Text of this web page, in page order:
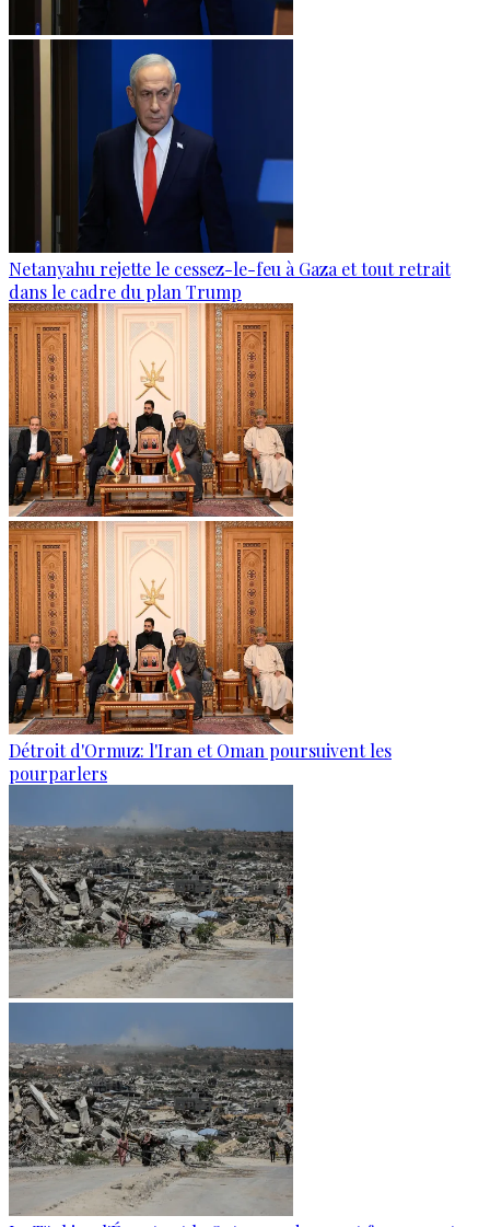
Netanyahu rejette le cessez-le-feu à Gaza et tout retrait
dans le cadre du plan Trump
Détroit d'Ormuz: l'Iran et Oman poursuivent les
pourparlers